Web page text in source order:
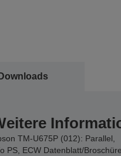
Downloads
TM-U675P (012): Parallel,
PS, ECW Datenblatt/Broschüre